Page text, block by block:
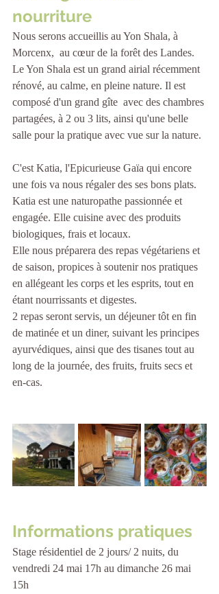
nourriture
Nous serons accueillis au Yon Shala, à
Morcenx,  au cœur de la forêt des Landes.
Le Yon Shala est un grand airial récemment
rénové, au calme, en pleine nature. Il est
composé d'un grand gîte  avec des chambres
partagées, à 2 ou 3 lits, ainsi qu'une belle
salle pour la pratique avec vue sur la nature.
C'est Katia, l'Epicurieuse Gaïa qui encore
une fois va nous régaler des ses bons plats.
Katia est une naturopathe passionnée et
engagée. Elle cuisine avec des produits
biologiques, frais et locaux.
Elle nous préparera des repas végétariens et
de saison, propices à soutenir nos pratiques
en allégeant les corps et les esprits, tout en
étant nourrissants et digestes.
2 repas seront servis, un déjeuner tôt en fin
de matinée et un diner, suivant les principes
ayurvédiques, ainsi que des tisanes tout au
long de la journée, des fruits, fruits secs et
en-cas.
Informations pratiques
Stage résidentiel de 2 jours/ 2 nuits, du
vendredi 24 mai 17h au dimanche 26 mai
15h